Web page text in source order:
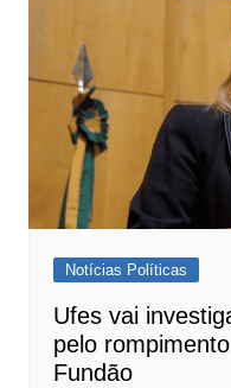
Notícias Políticas
Ufes vai
pelo
Fundão